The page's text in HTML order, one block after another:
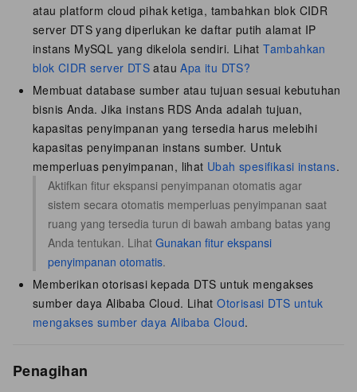
atau platform cloud pihak ketiga, tambahkan blok CIDR
server DTS yang diperlukan ke daftar putih alamat IP
instans MySQL yang dikelola sendiri. LihatTambahkan
blok CIDR server DTS atauApa itu DTS?
Membuat database sumber atau tujuan sesuai kebutuhan
bisnis Anda. Jika instans RDS Anda adalah tujuan,
kapasitas penyimpanan yang tersedia harus melebihi
kapasitas penyimpanan instans sumber. Untuk
memperluas penyimpanan, lihat Ubah spesifikasi instans.
Aktifkan fitur ekspansi penyimpanan otomatis agar
sistem secara otomatis memperluas penyimpanan saat
ruang yang tersedia turun di bawah ambang batas yang
Anda tentukan. Lihat Gunakan fitur ekspansi
penyimpanan otomatis.
Memberikan otorisasi kepada DTS untuk mengakses
sumber daya Alibaba Cloud. LihatOtorisasi DTS untuk
mengakses sumber daya Alibaba Cloud.
Penagihan